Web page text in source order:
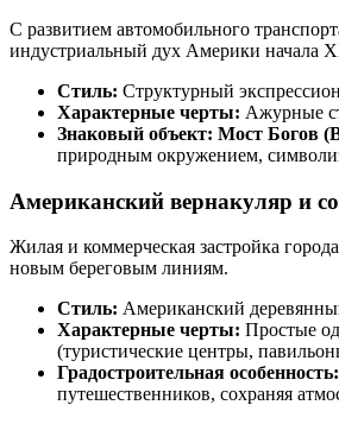
С развитием автомобильного
индустриальный дух Америки начала
Стиль: Структурный
Характерные черты: Ажурные
Знаковый объект: Мост Богов
природным окружением,
Американский вернакуляр и
Жилая и коммерческая застройка
новым береговым линиям.
Стиль: Американский
Характерные черты: Простые
(туристические центры,
Градостроительная особенность:
путешественников, сохраняя